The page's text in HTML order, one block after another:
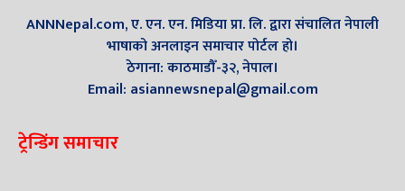
ANNNepal.com, ए. एन. एन. मिडिया प्रा. लि. द्वारा संचालित नेपाली
भाषाको अनलाइन समाचार पोर्टल हो।
ठेगाना: काठमाडौँ-३२, नेपाल।
Email: asiannewsnepal@gmail.com
ट्रेन्डिंग समाचार